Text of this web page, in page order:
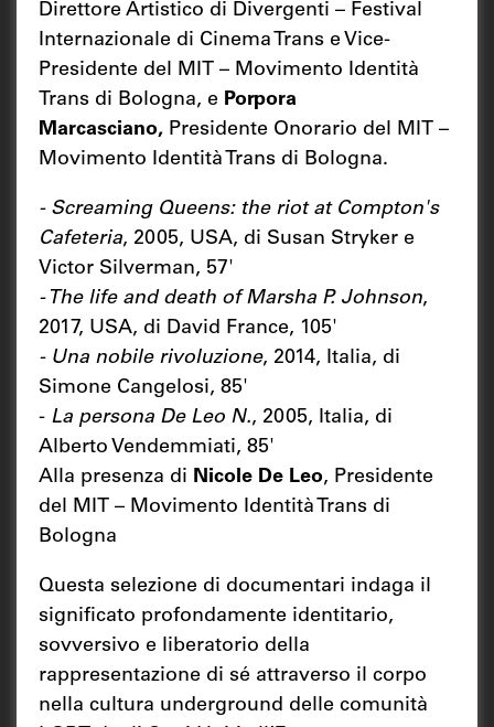
Direttore Artistico di Divergenti – Festival
Internazionale di Cinema Trans e Vice-
Presidente del MIT – Movimento Identità
Trans di Bologna, e Porpora
Marcasciano, Presidente Onorario del MIT –
Movimento Identità Trans di Bologna.
- Screaming Queens: the riot at Compton's
Cafeteria, 2005, USA, di Susan Stryker e
Victor Silverman, 57'
- The life and death of Marsha P. Johnson,
2017, USA, di David France, 105'
- Una nobile rivoluzione, 2014, Italia, di
Simone Cangelosi, 85'
- La persona De Leo N., 2005, Italia, di
Alberto Vendemmiati, 85'
Alla presenza di Nicole De Leo, Presidente
del MIT – Movimento Identità Trans di
Bologna
Questa selezione di documentari indaga il
significato profondamente identitario,
sovversivo e liberatorio della
rappresentazione di sé attraverso il corpo
nella cultura underground delle comunità